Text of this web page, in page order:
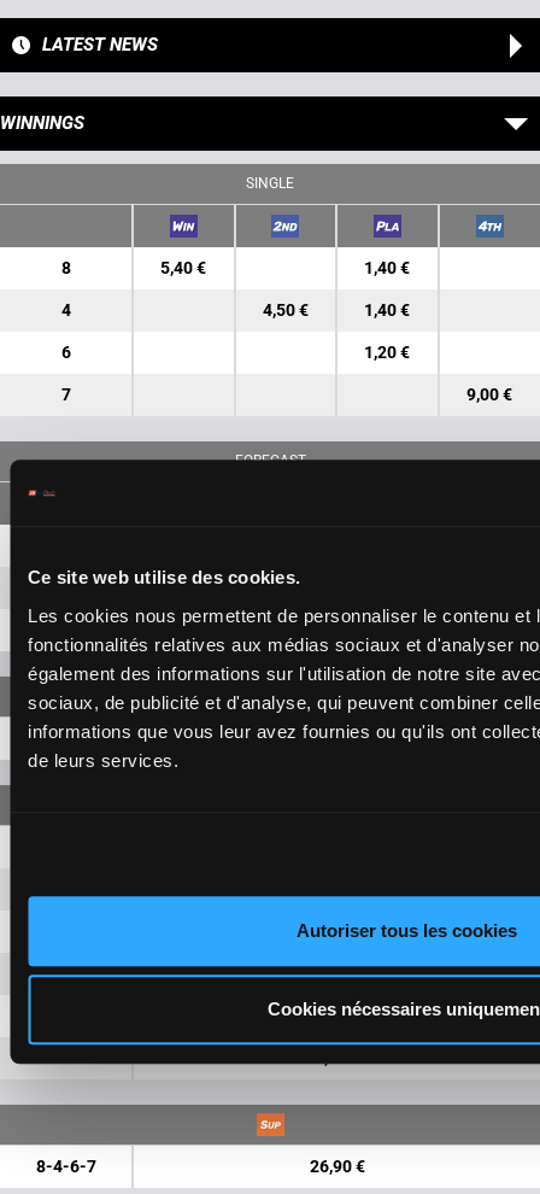
Ce site web utilise des cookies.
Les cookies nous permettent de personnaliser le contenu
fonctionnalités relatives aux médias sociaux et d'analyser
également des informations sur l'utilisation de notre site
sociaux, de publicité et d'analyse, qui peuvent combiner
informations que vous leur avez fournies ou qu'ils ont
de leurs services.
Autoriser tous les cookies
Cookies nécessaires
LATEST NEWS
WINNINGS
SINGLE
8 5,40 € 1,40 €
4 4,50 € 1,40 €
6 1,20 €
7 9,00 €
FORECAST
8-6
8-4-6 9,40 €
1,50 €
4-6 1,50 €
1,50 €
8-4-6-7 26,90 €